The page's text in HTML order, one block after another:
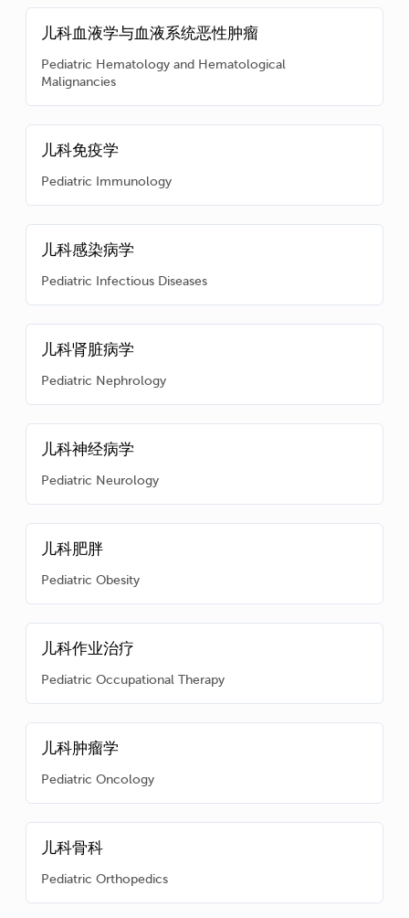
儿科血液学与血液系统恶性肿瘤
Pediatric Hematology and Hematological
Malignancies
儿科免疫学
Pediatric Immunology
儿科感染病学
Pediatric Infectious Diseases
儿科肾脏病学
Pediatric Nephrology
儿科神经病学
Pediatric Neurology
儿科肥胖
Pediatric Obesity
儿科作业治疗
Pediatric Occupational Therapy
儿科肿瘤学
Pediatric Oncology
儿科骨科
Pediatric Orthopedics